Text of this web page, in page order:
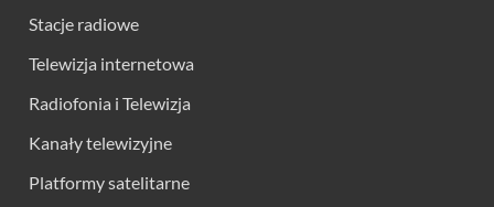
Stacje radiowe
Telewizja internetowa
Radiofonia i Telewizja
Kanały telewizyjne
Platformy satelitarne